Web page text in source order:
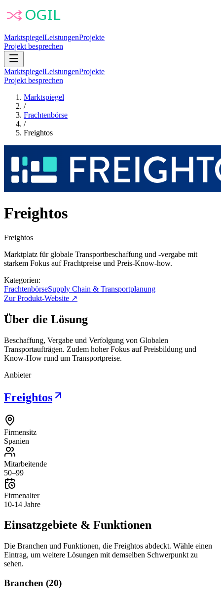
MarktspiegelLeistungenProjekte
Projekt besprechen
MarktspiegelLeistungenProjekte
Projekt besprechen
Marktspiegel
/
Frachtenbörse
/
Freightos
Freightos
Freightos
Marktplatz für globale Transportbeschaffung und -vergabe mit
starkem Fokus auf Frachtpreise und Preis-Know-how.
Kategorien:
FrachtenbörseSupply Chain & Transportplanung
Zur Produkt-Website ↗
Über die Lösung
Beschaffung, Vergabe und Verfolgung von Globalen
Transportaufträgen. Zudem hoher Fokus auf Preisbildung und
Know-How rund um Transportpreise.
Anbieter
Freightos
Firmensitz
Spanien
Mitarbeitende
50–99
Firmenalter
10-14 Jahre
Einsatzgebiete & Funktionen
Die Branchen und Funktionen, die Freightos abdeckt. Wähle einen
Eintrag, um weitere Lösungen mit demselben Schwerpunkt zu
sehen.
Branchen (20)